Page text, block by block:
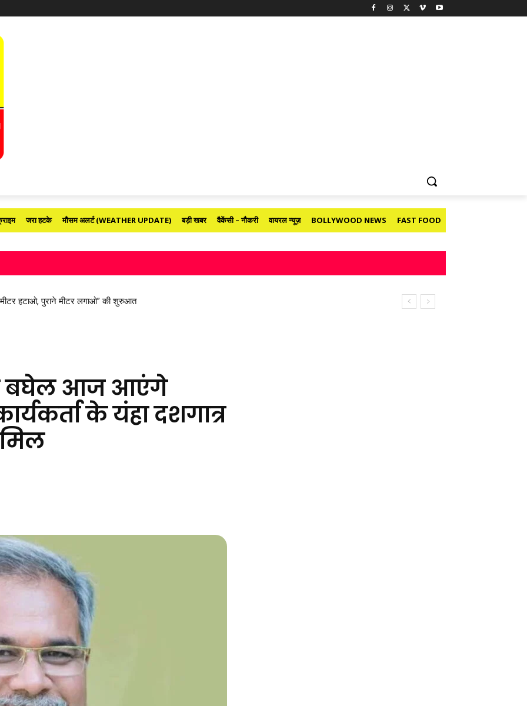
जरा हटके मौसम अलर्ट (WEATHER UPDATE) बड़ी खबर वैकेंसी – नौकरी वायरल न्यूज़ BOLLYWOOD NEWS FAST FOOD
हटाओ, पुराने मीटर लगाओ” की शुरुआत
सिंह देव से मिले सांसद विजय बघेल
बघेल आज आएंगे
के यंहा दशगात्र